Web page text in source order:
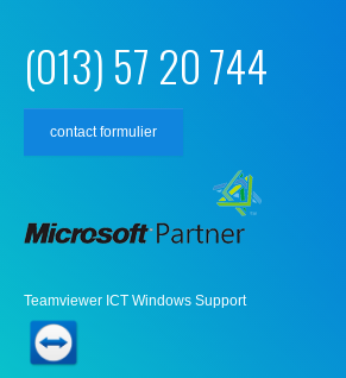
(013) 57 20 744
contact formulier
Teamviewer ICT Windows Support